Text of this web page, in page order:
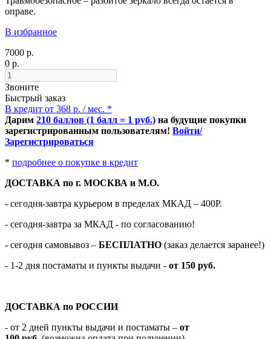
оправе.
В избранное
7000 р.
0 р.
Звоните
Быстрый заказ
В кредит от 368 р. / мес. *
Дарим 210 баллов (1 балл = 1 руб.) на будущие покупки
зарегистрированным пользователям! Войти/
Зарегистрироваться
* подробнее о покупке в кредит
ДОСТАВКА по г. МОСКВА и М.О.
- сегодня-завтра курьером в пределах МКАД – 400Р.
- сегодня-завтра за МКАД - по согласованию!
- сегодня самовывоз – БЕСПЛАТНО (заказ делается заранее!)
- 1-2 дня постаматы и пункты выдачи - от 150 руб.
ДОСТАВКА по РОССИИ
- от 2 дней пункты выдачи и постаматы – от